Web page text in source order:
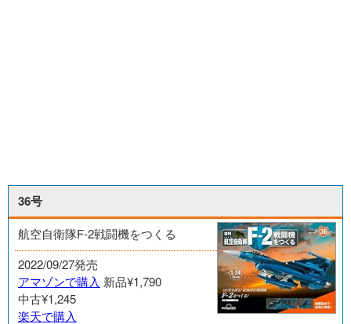
36号
航空自衛隊F-2戦闘機をつくる
2022/09/27発売
アマゾンで購入 新品¥1,790
中古¥1,245
楽天で購入